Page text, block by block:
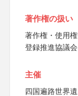
著作権の扱い
著作権・使用
登録推進協議
主催
四国遍路世界